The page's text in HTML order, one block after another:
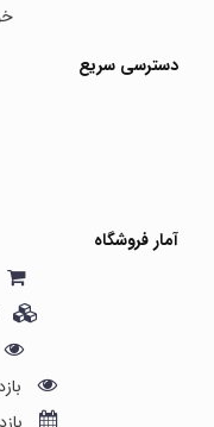
دسترسی سریع
آمار فروشگاه